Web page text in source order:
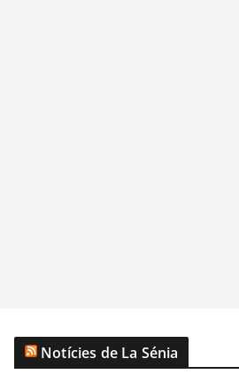
Notícies de La Sénia